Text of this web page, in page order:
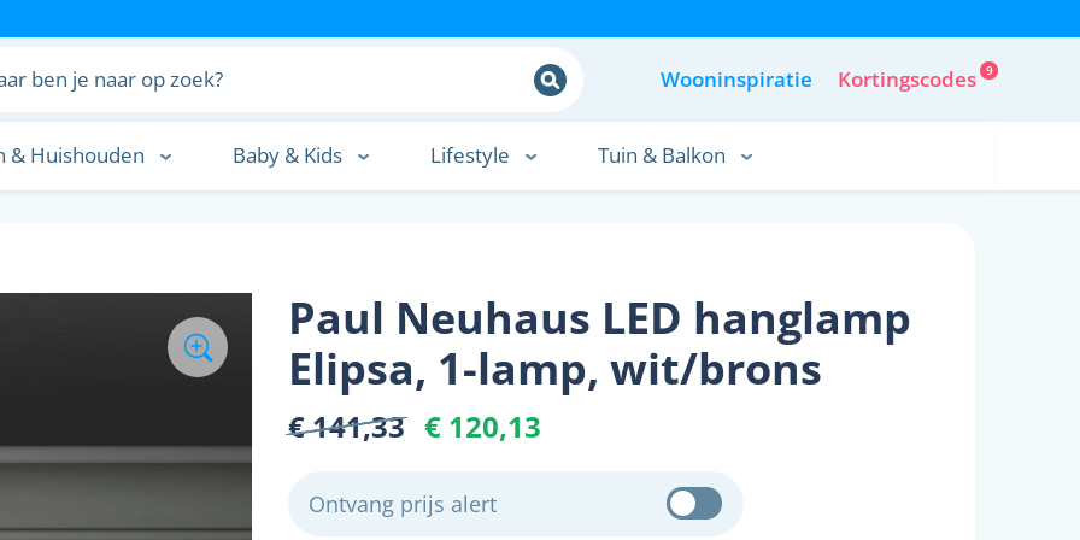
Wooninspiratie Kortingscodes 9
& Huishouden Baby & Kids Lifestyle Tuin & Balkon
Paul Neuhaus LED hanglamp
Elipsa, 1-lamp, wit/brons
€ 141,33 € 120,13
Ontvang prijs alert